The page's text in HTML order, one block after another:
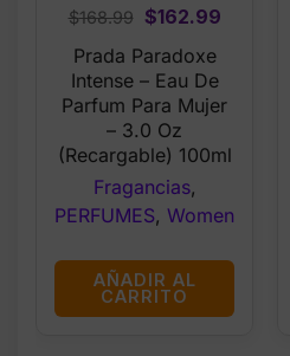
$168.99
Original
price
was:
$168.99.
$162.99Current
$162.99.
Prada Paradoxe
Intense – Eau De
Parfum Para Mujer
– 3.0 Oz
(Recargable) 100ml
Fragancias,
PERFUMES, Women
AÑADIR AL
CARRITO